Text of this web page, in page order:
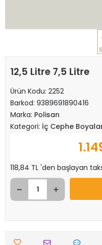
12,5 Litre 7,5 Litre
Ürün Kodu: 2252
Barkod: 9389691890416
Marka: Polisan
Kategori: İç Cephe
118,84 TL 'den başlayan